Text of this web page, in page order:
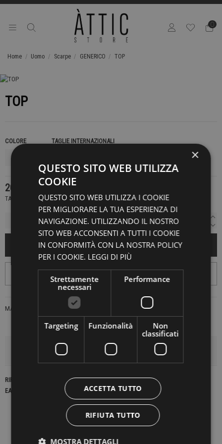
0
Home Uomo Scarpe GENERICO TOP
TOP
COLORE TAGLIE INTERNAZIONALI
209,00 €
TASSE INCLUSE
AGGIUNGI AL CARRELLO
MARCA: OPIFICIO NEIRAMI
DETTAGLI DEL PRODOTTO
RIFERIMENTO
EAN13
×
QUESTO SITO WEB UTILIZZA
COOKIE
QUESTO SITO WEB UTILIZZA I COOKIE
PER MIGLIORARE LA TUA ESPERIENZA DI
NAVIGAZIONE. UTILIZZANDO IL NOSTRO
SITO WEB ACCONSENTI A TUTTI I COOKIE
IN CONFORMITÀ CON LA NOSTRA POLICY
PER I COOKIE. LEGGI DI PIÙ
Strettamente
necessari
Performance
Targeting Funzionalità
Non
classificati
ACCETTA TUTTO
RIFIUTA TUTTO
MOSTRA DETTAGLI